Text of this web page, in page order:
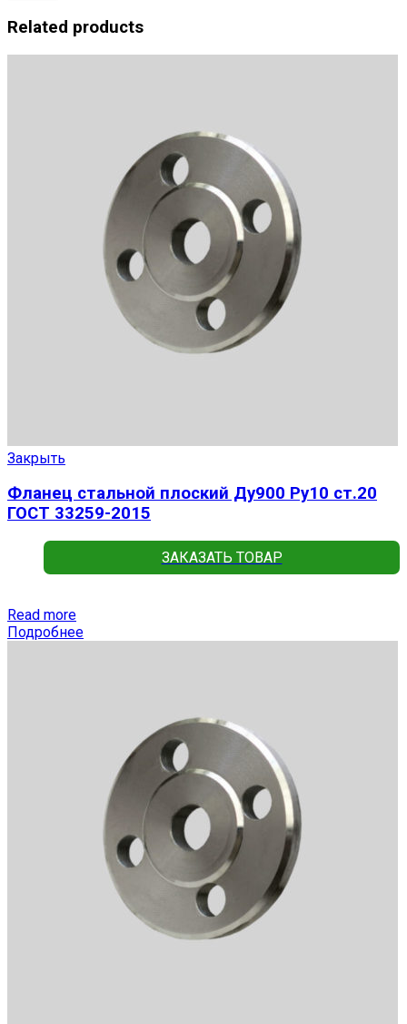
Related products
Закрыть
Фланец стальной плоский Ду900 Ру10 ст.20
ГОСТ 33259-2015
ЗАКАЗАТЬ ТОВАР
Read more
Подробнее